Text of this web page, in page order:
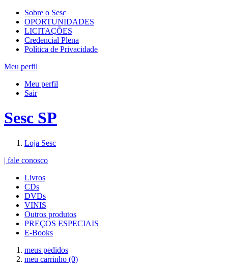
Sobre o Sesc
OPORTUNIDADES
LICITAÇÕES
Credencial Plena
Política de Privacidade
Meu perfil
Meu perfil
Sair
Sesc SP
Loja Sesc
| fale conosco
Livros
CDs
DVDs
VINIS
Outros produtos
PREÇOS ESPECIAIS
E-Books
meus pedidos
meu carrinho (0)